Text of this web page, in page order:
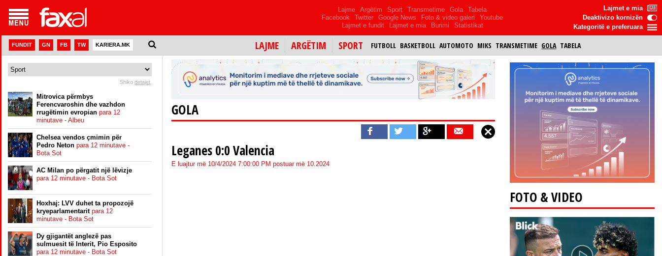
Lajme Argëtim Sport Transmetime Gola
Tabela
Facebook
Twitter Google News Foto & video galeri
Youtube
Lajmet e fundit
Lajmet e mia Burimi Statistikat
Lajmet e mia
Deaktivizo kornizën
Kategoritë e preferuara
FUNDIT GN FB TW KARIERA.MK LAJME ARGËTIM SPORT FUTBOLL BASKETBOLL AUTOMOTO MIKS TRANSMETIME GOLA TABELA
Shiko detajet
Mitrovica përmbys
Ferencvaroshin dhe vazhdon
rrugëtimin evropian para 12
minutave - Albeu
Chelsea vendos çmimin për
Pedro Neton para 12 minutave -
Bota Sot
AC Milan po përgatit një lëvizje
para 12 minutave - Bota Sot
Hoxhaj: LVV duhet ta propozojë
kryeparlamentarit para 12
minutave - Bota Sot
Dy gjigantët anglezë pas
sulmuesit të Interit, Pio Esposito
para 12 minutave - Bota Sot
GOLA
Leganes 0:0 Valencia
E luajtur më 10/4/2024 7:00:00 PM postuar më 10.2024
FOTO & VIDEO